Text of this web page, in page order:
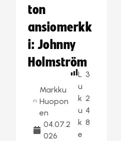
ton
ansiomerkk
i: Johnny
Holmström
Markku
Huopon
en
04.07.2
026
L
u
k
u
k
e
3
2
4
8